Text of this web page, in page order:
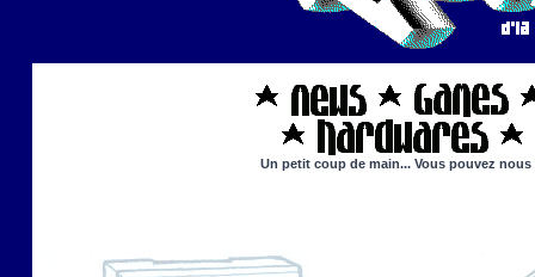
Un petit coup de main... Vous pouvez